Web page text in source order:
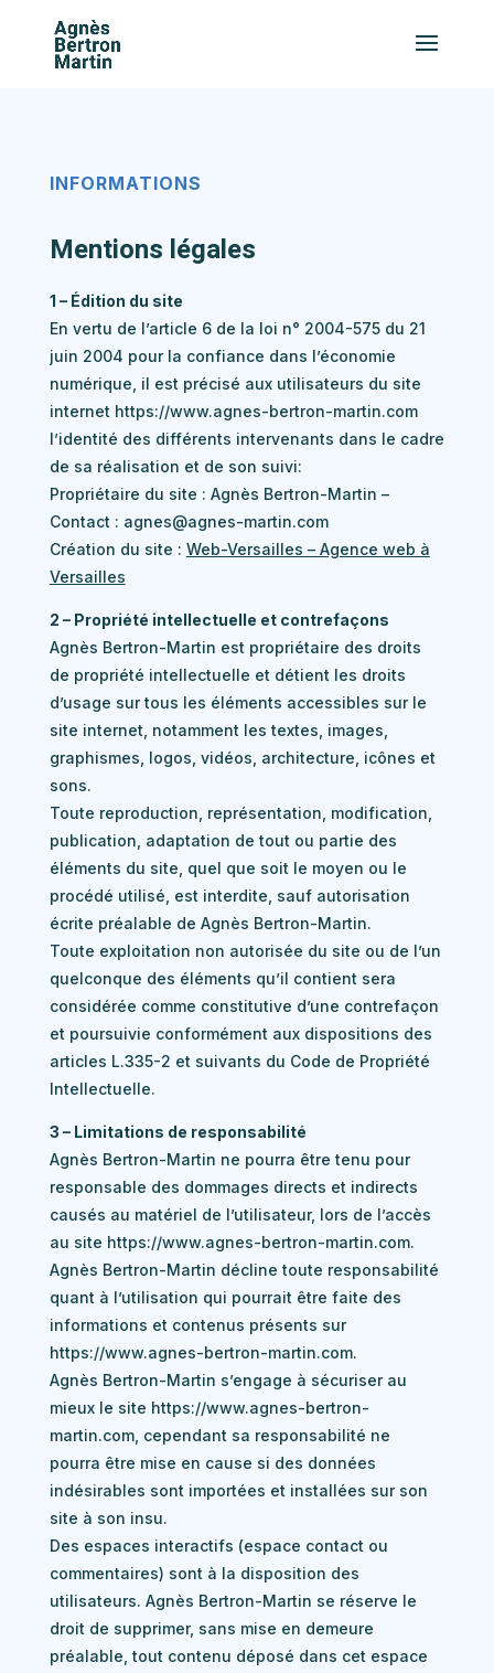
INFORMATIONS
Mentions légales
1 – Édition du site
En vertu de l’article 6 de la loi n° 2004-575 du 21
juin 2004 pour la confiance dans l’économie
numérique, il est précisé aux utilisateurs du site
internet https://www.agnes-bertron-martin.com
l’identité des différents intervenants dans le cadre
de sa réalisation et de son suivi:
Propriétaire du site : Agnès Bertron-Martin –
Contact : agnes@agnes-martin.com
Création du site : Web-Versailles – Agence web à
Versailles
2 – Propriété intellectuelle et contrefaçons
Agnès Bertron-Martin est propriétaire des droits
de propriété intellectuelle et détient les droits
d’usage sur tous les éléments accessibles sur le
site internet, notamment les textes, images,
graphismes, logos, vidéos, architecture, icônes et
sons.
Toute reproduction, représentation, modification,
publication, adaptation de tout ou partie des
éléments du site, quel que soit le moyen ou le
procédé utilisé, est interdite, sauf autorisation
écrite préalable de Agnès Bertron-Martin.
Toute exploitation non autorisée du site ou de l’un
quelconque des éléments qu’il contient sera
considérée comme constitutive d’une contrefaçon
et poursuivie conformément aux dispositions des
articles L.335-2 et suivants du Code de Propriété
Intellectuelle.
3 – Limitations de responsabilité
Agnès Bertron-Martin ne pourra être tenu pour
responsable des dommages directs et indirects
causés au matériel de l’utilisateur, lors de l’accès
au site https://www.agnes-bertron-martin.com.
Agnès Bertron-Martin décline toute responsabilité
quant à l’utilisation qui pourrait être faite des
informations et contenus présents sur
https://www.agnes-bertron-martin.com.
Agnès Bertron-Martin s’engage à sécuriser au
mieux le site https://www.agnes-bertron-
martin.com, cependant sa responsabilité ne
pourra être mise en cause si des données
indésirables sont importées et installées sur son
site à son insu.
Des espaces interactifs (espace contact ou
commentaires) sont à la disposition des
utilisateurs. Agnès Bertron-Martin se réserve le
droit de supprimer, sans mise en demeure
préalable, tout contenu déposé dans cet espace